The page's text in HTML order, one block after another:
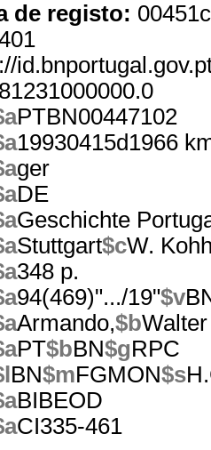
de registo:
PTBN00447102
19930415d1966
ger
DE
Geschichte
Stuttgart$cW.
348 p.
94(469)".../19"$v
Armando,$b
PT$bBN$gRPC
BN$mFGMON$s
BIBEOD
CI335-461